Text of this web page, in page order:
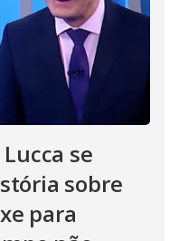
se
sobre
para